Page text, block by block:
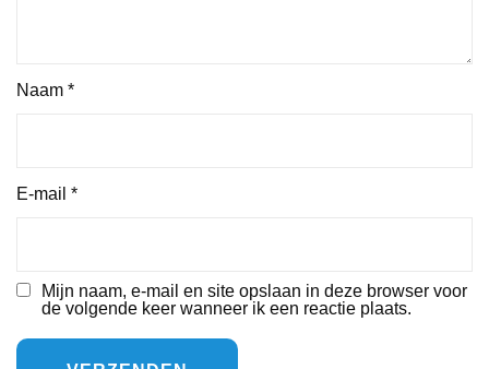
Naam *
E-mail *
Mijn naam, e-mail en site opslaan in deze browser voor
de volgende keer wanneer ik een reactie plaats.